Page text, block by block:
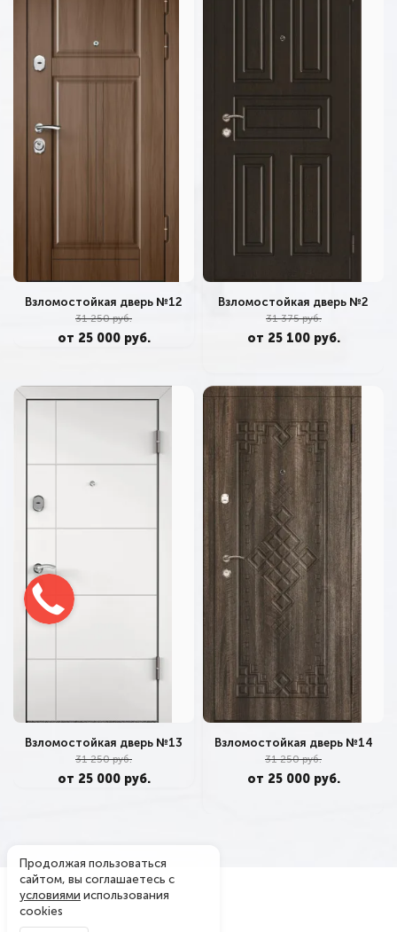
Взломостойкая дверь №12
31 250 руб.
от 25 000 руб.
Взломостойкая дверь №2
31 375 руб.
от 25 100 руб.
Взломостойкая дверь №13
31 250 руб.
от 25 000 руб.
Взломостойкая дверь №14
31 250 руб.
от 25 000 руб.
Продолжая пользоваться
сайтом, вы соглашаетесь с
условиями использования
cookies